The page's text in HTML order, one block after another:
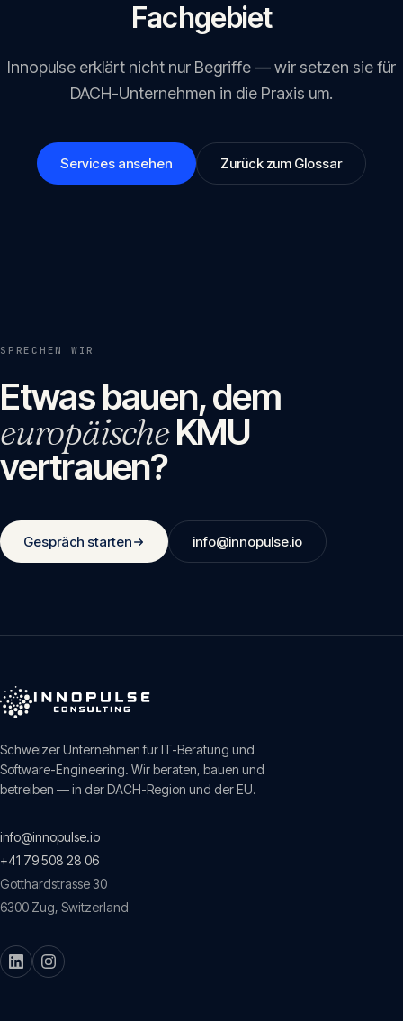
Fachgebiet
Innopulse erklärt nicht nur Begriffe — wir setzen sie für
DACH-Unternehmen in die Praxis um.
Services ansehen Zurück zum Glossar
SPRECHEN WIR
Etwas bauen, dem
europäischeKMU
vertrauen?
Gespräch starten info@innopulse.io
Schweizer Unternehmen für IT-Beratung und
Software-Engineering. Wir beraten, bauen und
betreiben — in der DACH-Region und der EU.
info@innopulse.io
+41 79 508 28 06
Gotthardstrasse 30
6300 Zug, Switzerland